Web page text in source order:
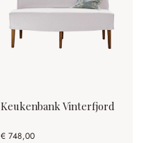
Keukenbank Vinterfjord
€ 748,00